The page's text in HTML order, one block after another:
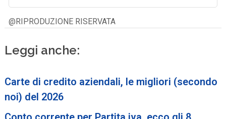
@RIPRODUZIONE RISERVATA
Leggi anche:
Carte di credito aziendali, le migliori (secondo
noi) del 2026